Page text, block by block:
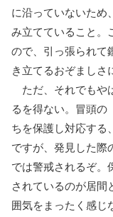
に沿っていないため
み立てていること。
ので、引っ張られて
き立てるおぞましさ
ただ、それでもや
るを得ない。冒頭の
ちを保護し対応する
ですが、発見した際
では警戒されるぞ。
されているのが居間
囲気をまったく感じ